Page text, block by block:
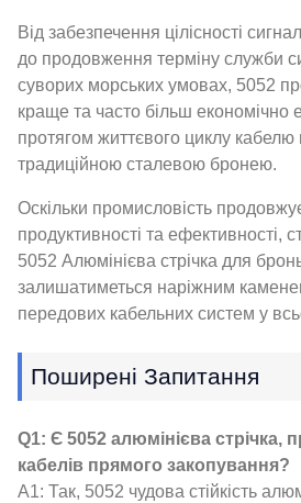
Від забезпечення цілісності
до продовження терміну служби
суворих морських умовах, 5052
краще та часто більш економічно
протягом життєвого циклу кабелю
традиційною сталевою бронею.
Оскільки промисловість
продуктивності та ефективності,
5052 Алюмінієва стрічка для
залишатиметься наріжним
передових кабельних систем у
Поширені Запитання
Q1: Є 5052 алюмінієва стрічка,
кабелів прямого закопування?
A1: Так, 5052 чудова стійкість